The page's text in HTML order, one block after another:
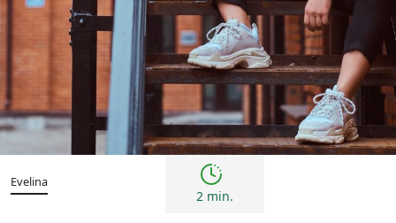
Tendințe
Evelina
2 min.